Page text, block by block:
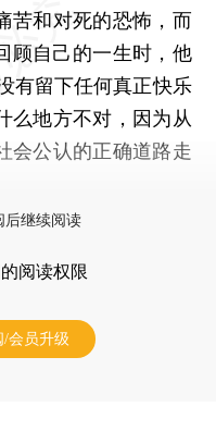
苦和对死的恐怖，而
自己的一生时，他
有留下任何真正快乐
么地方不对，因为从
会公认的正确道路走
后继续阅读
阅读权限
/会员升级